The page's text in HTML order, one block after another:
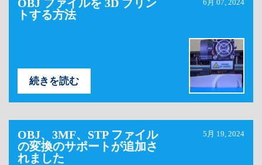
OBJ ファイルを 3D プリン
トする方法
6月 07, 2024
続きを読む
OBJ、3MF、STP ファイル
の変換のサポートが追加さ
れました
5月 19, 2024